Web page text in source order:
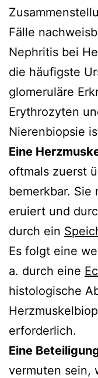
Fälle
Nephritis bei
die häufigste
glomeruläre
Erythrozyten
Nierenbiopsie
Eine
oftmals zuerst
bemerkbar. Sie
eruiert und
durch ein
Es folgt eine
a. durch eine
histologische
erforderlich.
Eine
vermuten sein,